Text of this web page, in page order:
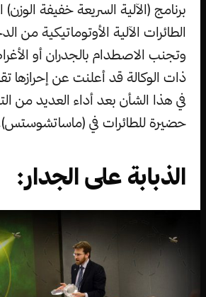
برنامج (الآلية السريعة خفيفة
الطائرات الآلية الأوتوماتيكية من
وتجنب الاصطدام بالجدران أو
ذات الوكالة قد أعلنت عن إحرازها
في هذا الشأن بعد أداء العديد من
حضيرة للطائرات في
الذبابة على الجدار: